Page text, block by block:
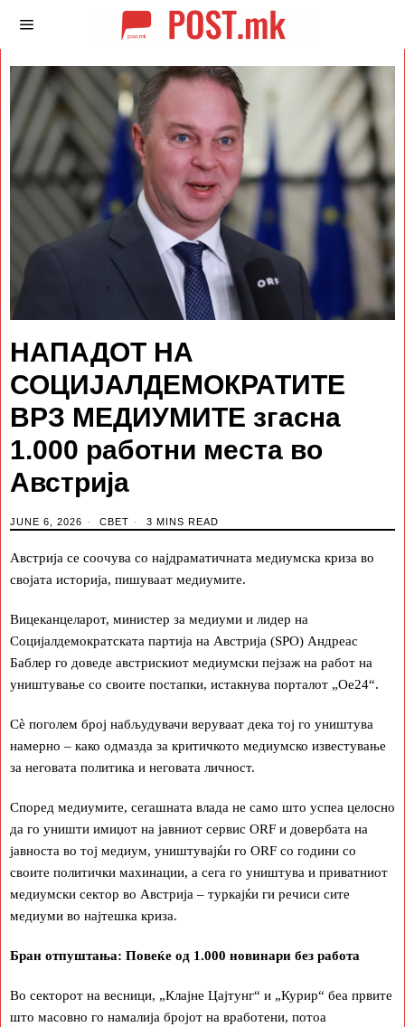
НАПАДОТ НА
СОЦИЈАЛДЕМОКРАТИТЕ
ВРЗ МЕДИУМИТЕ згасна
1.000 работни места во
Австрија
JUNE 6, 2026 СВЕТ 3 MINS READ
Австрија се соочува со најдраматичната медиумска криза во
својата историја, пишуваат медиумите.
Вицеканцеларот, министер за медиуми и лидер на
Социјалдемократската партија на Австрија (SPO) Андреас
Баблер го доведе австрискиот медиумски пејзаж на работ на
уништување со своите постапки, истакнува порталот „Oe24“.
Сè поголем број набљудувачи веруваат дека тој го уништува
намерно – како одмазда за критичкото медиумско известување
за неговата политика и неговата личност.
Според медиумите, сегашната влада не само што успеа целосно
да го уништи имиџот на јавниот сервис ORF и довербата на
јавноста во тој медиум, уништувајќи го ORF со години со
своите политички махинации, а сега го уништува и приватниот
медиумски сектор во Австрија – туркајќи ги речиси сите
медиуми во најтешка криза.
Бран отпуштања: Повеќе од 1.000 новинари без работа
Во секторот на весници, „Клајне Цајтунг“ и „Курир“ беа првите
што масовно го намалија бројот на вработени, потоа